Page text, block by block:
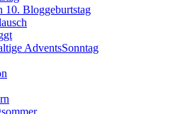
10. Bloggeburtstag
AdventsSonntag